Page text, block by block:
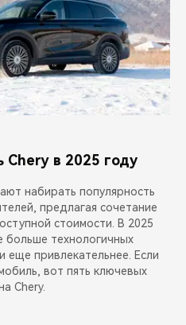
в 2025 году
набирать популярность
предлагая сочетание
стоимости. В 2025
технологичных
привлекательнее. Если
вот пять ключевых
Chery.